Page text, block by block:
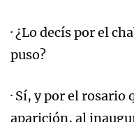
· ¿Lo decís por el
puso?
· Sí, y por el rosario
aparición, al